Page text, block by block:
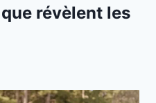
révèlent les